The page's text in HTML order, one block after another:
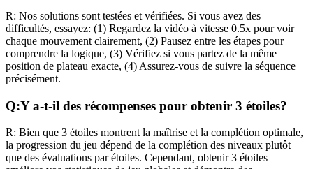
R: Nos solutions sont testées et vérifiées. Si vous avez des
difficultés, essayez: (1) Regardez la vidéo à vitesse 0.5x pour voir
chaque mouvement clairement, (2) Pausez entre les étapes pour
comprendre la logique, (3) Vérifiez si vous partez de la même
position de plateau exacte, (4) Assurez-vous de suivre la séquence
précisément.
Q:Y a-t-il des récompenses pour obtenir 3 étoiles?
R: Bien que 3 étoiles montrent la maîtrise et la complétion optimale,
la progression du jeu dépend de la complétion des niveaux plutôt
que des évaluations par étoiles. Cependant, obtenir 3 étoiles